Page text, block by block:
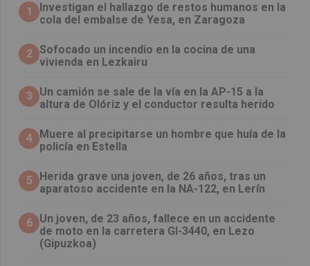
1
Investigan el hallazgo de restos humanos en la
cola del embalse de Yesa, en Zaragoza
2 Sofocado un incendio en la cocina de una
vivienda en Lezkairu
3
Un camión se sale de la vía en la AP-15 a la
altura de Olóriz y el conductor resulta herido
4
Muere al precipitarse un hombre que huía de la
policía en Estella
5
Herida grave una joven, de 26 años, tras un
aparatoso accidente en la NA-122, en Lerín
6 Un joven, de 23 años, fallece en un accidente
de moto en la carretera GI-3440, en Lezo
(Gipuzkoa)